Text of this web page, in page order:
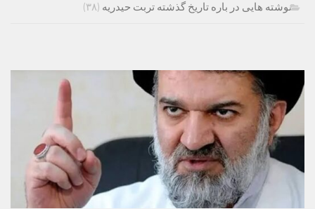
نوشته هایی در باره تاریخ گذشته تربت حیدریه (۳۸)